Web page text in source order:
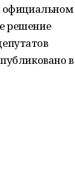
официальном
решение
в